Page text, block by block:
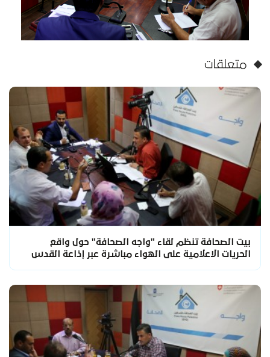
متعلقات
بيت الصحافة تنظم لقاء "واجه الصحافة" حول واقع
الحريات الاعلامية على الهواء مباشرة عبر إذاعة القدس